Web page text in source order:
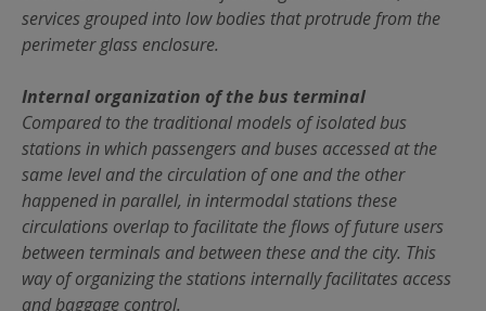
services grouped into low bodies that protrude from the
perimeter glass enclosure.
Internal organization of the bus terminal
Compared to the traditional models of isolated bus
stations in which passengers and buses accessed at the
same level and the circulation of one and the other
happened in parallel, in intermodal stations these
circulations overlap to facilitate the flows of future users
between terminals and between these and the city. This
way of organizing the stations internally facilitates access
and baggage control.